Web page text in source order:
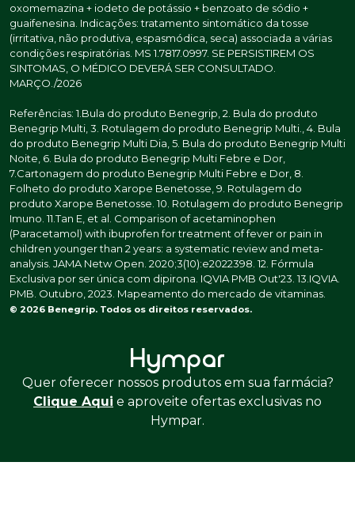
oxomemazina + iodeto de potássio + benzoato de sódio +
guaifenesina. Indicações: tratamento sintomático da tosse
(irritativa, não produtiva, espasmódica, seca) associada a várias
condições respiratórias. MS 1.7817.0997. SE PERSISTIREM OS
SINTOMAS, O MÉDICO DEVERÁ SER CONSULTADO.
MARÇO./2026
Referências: 1.Bula do produto Benegrip, 2. Bula do produto
Benegrip Multi, 3. Rotulagem do produto Benegrip Multi., 4. Bula
do produto Benegrip Multi Dia, 5. Bula do produto Benegrip Multi
Noite, 6. Bula do produto Benegrip Multi Febre e Dor,
7.Cartonagem do produto Benegrip Multi Febre e Dor, 8.
Folheto do produto Xarope Benetosse, 9. Rotulagem do
produto Xarope Benetosse. 10. Rotulagem do produto Benegrip
Imuno. 11.Tan E, et al. Comparison of acetaminophen
(Paracetamol) with ibuprofen for treatment of fever or pain in
children younger than 2 years: a systematic review and meta-
analysis. JAMA Netw Open. 2020;3(10):e2022398. 12. Fórmula
Exclusiva por ser única com dipirona. IQVIA PMB Out'23. 13.IQVIA.
PMB. Outubro, 2023. Mapeamento do mercado de vitaminas.
© 2026 Benegrip. Todos os direitos reservados.
Quer oferecer nossos produtos em sua farmácia?
Clique Aqui e aproveite ofertas exclusivas no
Hympar.